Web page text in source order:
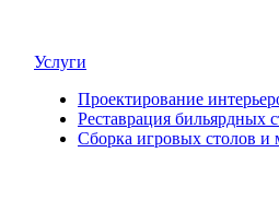
Услуги
Проектирование
Реставрация бильярдных
Сборка игровых столов и